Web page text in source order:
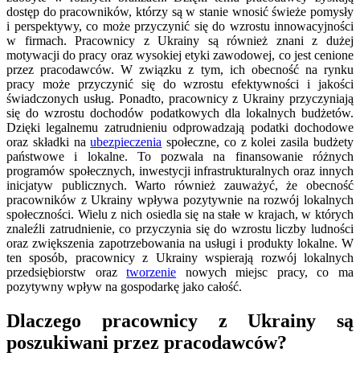
dostęp do pracowników, którzy są w stanie wnosić świeże pomysły
i perspektywy, co może przyczynić się do wzrostu innowacyjności
w firmach. Pracownicy z Ukrainy są również znani z dużej
motywacji do pracy oraz wysokiej etyki zawodowej, co jest cenione
przez pracodawców. W związku z tym, ich obecność na rynku
pracy może przyczynić się do wzrostu efektywności i jakości
świadczonych usług. Ponadto, pracownicy z Ukrainy przyczyniają
się do wzrostu dochodów podatkowych dla lokalnych budżetów.
Dzięki legalnemu zatrudnieniu odprowadzają podatki dochodowe
oraz składki naubezpieczenia społeczne, co z kolei zasila budżety
państwowe i lokalne. To pozwala na finansowanie różnych
programów społecznych, inwestycji infrastrukturalnych oraz innych
inicjatyw publicznych. Warto również zauważyć, że obecność
pracowników z Ukrainy wpływa pozytywnie na rozwój lokalnych
społeczności. Wielu z nich osiedla się na stałe w krajach, w których
znaleźli zatrudnienie, co przyczynia się do wzrostu liczby ludności
oraz zwiększenia zapotrzebowania na usługi i produkty lokalne. W
ten sposób, pracownicy z Ukrainy wspierają rozwój lokalnych
przedsiębiorstw oraztworzenie nowych miejsc pracy, co ma
pozytywny wpływ na gospodarkę jako całość.
Dlaczego pracownicy z Ukrainy są
poszukiwani przez pracodawców?